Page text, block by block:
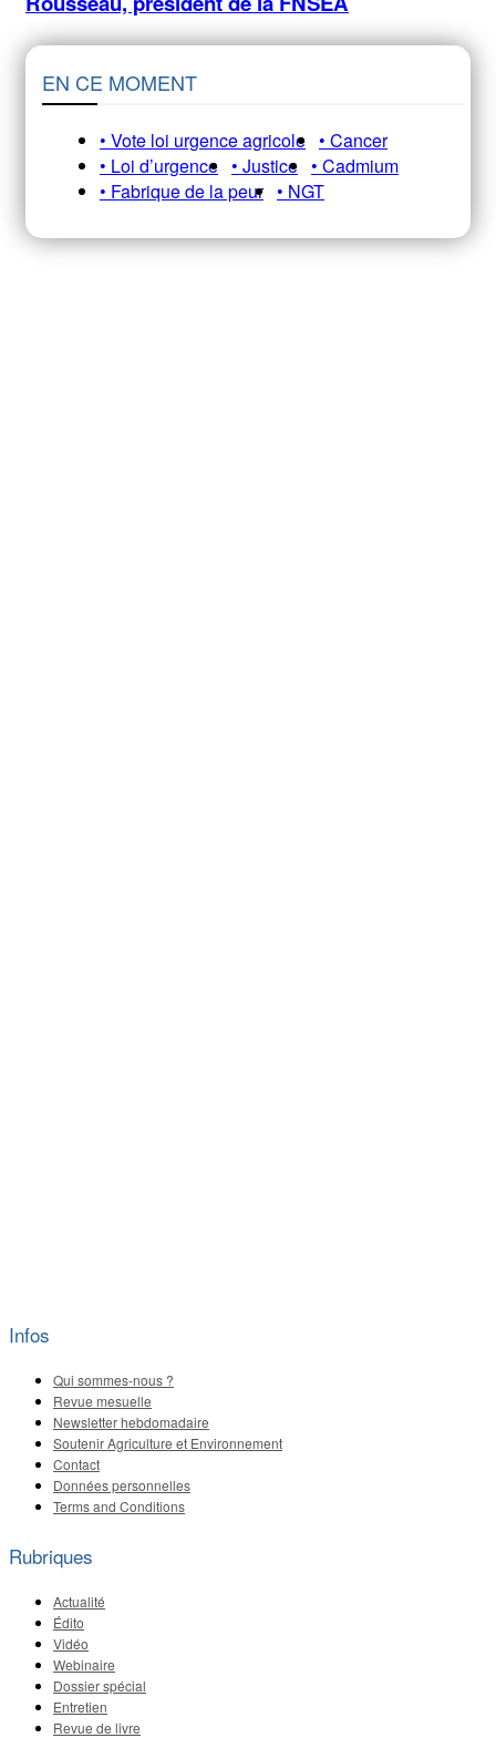
EN CE MOMENT
• Vote loi urgence agricole • Cancer
• Loi d’urgence • Justice • Cadmium
• Fabrique de la peur • NGT
Infos
Qui sommes-nous ?
Revue mesuelle
Newsletter hebdomadaire
Soutenir Agriculture et Environnement
Contact
Données personnelles
Terms and Conditions
Rubriques
Actualité
Édito
Vidéo
Webinaire
Dossier spécial
Entretien
Revue de livre